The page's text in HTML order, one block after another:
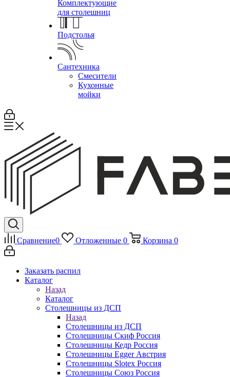
Комплектующие
для столешниц
Подстолья
Сантехника
Смесители
Кухонные
мойки
Сравнение0 Отложенные 0 Корзина 0
Заказать распил
Каталог
Назад
Каталог
Столешницы из ДСП
Назад
Столешницы из ДСП
Столешницы Скиф Россия
Столешницы Кедр Россия
Столешницы Egger Австрия
Столешницы Slotex Россия
Столешницы Союз Россия